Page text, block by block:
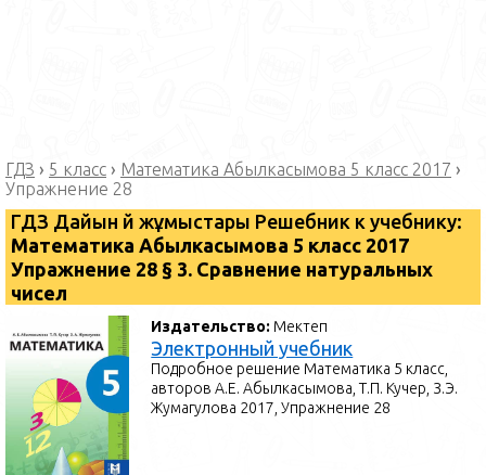
ГДЗ › 5 класс › Математика Абылкасымова 5 класс 2017 ›
Упражнение 28
ГДЗ Дайын үй жұмыстары Решебник к учебнику:
Математика ⁠Абылкасымова 5 класс 2017
Упражнение 28 § 3. Сравнение натуральных
чисел
Издательство: Мектеп
Электронный учебник
Подробное решение Математика 5 класс,
авторов А.Е. Абылкасымова, Т.П. Кучер, З.Э.
Жумагулова 2017, Упражнение 28